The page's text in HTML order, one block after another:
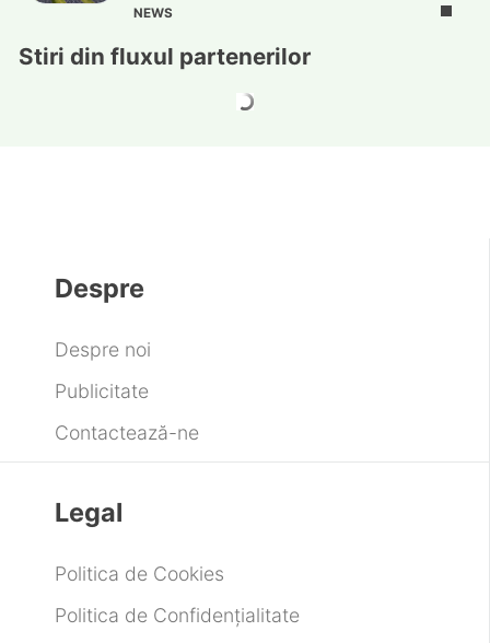
NEWS
Stiri din fluxul partenerilor
Despre
Despre noi
Publicitate
Contactează-ne
Legal
Politica de Cookies
Politica de Confidențialitate